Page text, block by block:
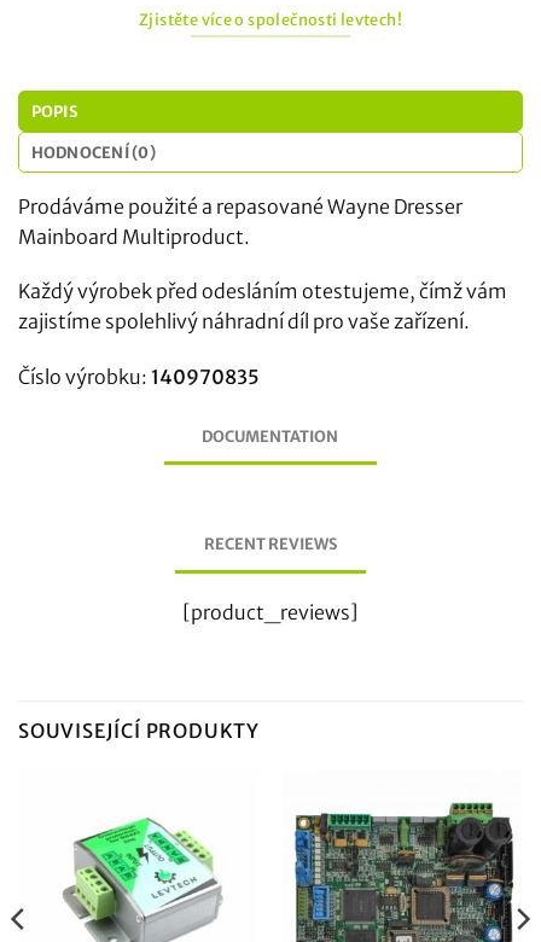
Zjistěte více o společnosti levtech!
POPIS
HODNOCENÍ (0)
Prodáváme použité a repasované Wayne Dresser
Mainboard Multiproduct.
Každý výrobek před odesláním otestujeme, čímž vám
zajistíme spolehlivý náhradní díl pro vaše zařízení.
Číslo výrobku: 140970835
DOCUMENTATION
RECENT REVIEWS
[product_reviews]
SOUVISEJÍCÍ PRODUKTY